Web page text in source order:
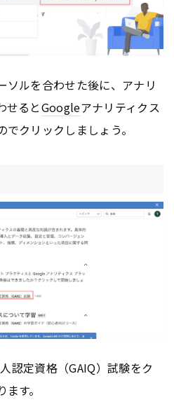
ソルを合わせた後に、アナリ
せるとGoogleアナリティクス
クリックしましょう。
認定資格（GAIQ）試験をク
す。